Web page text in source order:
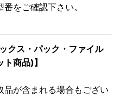
をご確認下さい。
クス・パック・ファイル
商品)】
品が含まれる場合もござい